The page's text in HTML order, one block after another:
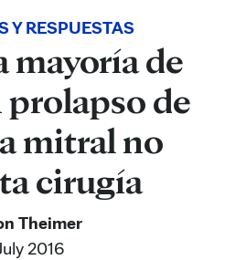
Y RESPUESTAS
mayoría de
de
mitral no
cirugía
Theimer
2016